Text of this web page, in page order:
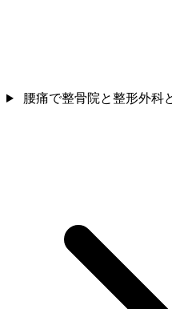
腰痛で整骨院と整形外科